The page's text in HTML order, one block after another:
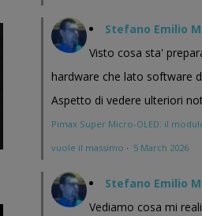
Stefano Emilio
Visto cosa sta'
hardware che lato software
Aspetto di vedere ulteriori
Pimax Super Micro-OLED: il
vuole il massimo · 5 March 2026
Stefano Emilio
Vediamo cosa mi